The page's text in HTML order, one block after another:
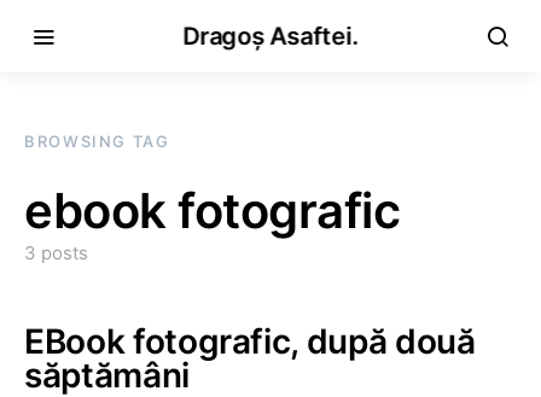
Dragoș Asaftei.
BROWSING TAG
ebook fotografic
3 posts
EBook fotografic, după două
săptămâni